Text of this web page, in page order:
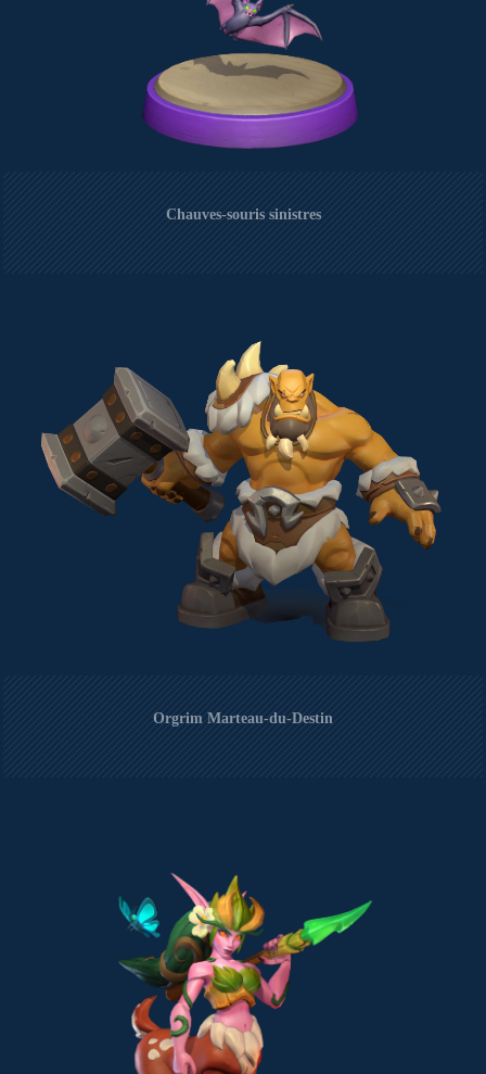
Chauves-souris sinistres
Orgrim Marteau-du-Destin